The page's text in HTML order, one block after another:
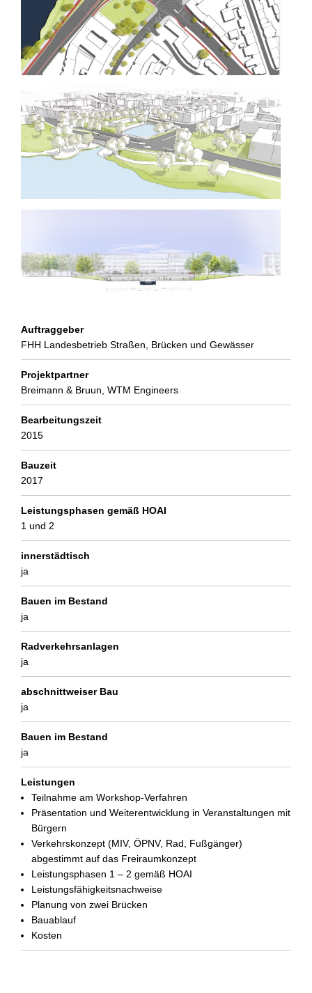
Auftraggeber
FHH Landesbetrieb Straßen, Brücken und Gewässer
Projektpartner
Breimann & Bruun, WTM Engineers
Bearbeitungszeit
2015
Bauzeit
2017
Leistungsphasen gemäß HOAI
1 und 2
innerstädtisch
ja
Bauen im Bestand
ja
Radverkehrsanlagen
ja
abschnittweiser Bau
ja
Bauen im Bestand
ja
Leistungen
Teilnahme am Workshop-Verfahren
Präsentation und Weiterentwicklung in Veranstaltungen mit
Bürgern
Verkehrskonzept (MIV, ÖPNV, Rad, Fußgänger)
abgestimmt auf das Freiraumkonzept
Leistungsphasen 1 – 2 gemäß HOAI
Leistungsfähigkeitsnachweise
Planung von zwei Brücken
Bauablauf
Kosten